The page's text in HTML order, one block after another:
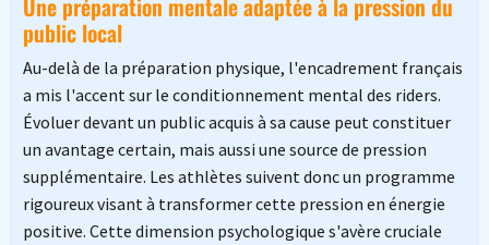
Une préparation mentale adaptée à la pression du
public local
Au-delà de la préparation physique, l'encadrement français
a mis l'accent sur le conditionnement mental des riders.
Évoluer devant un public acquis à sa cause peut constituer
un avantage certain, mais aussi une source de pression
supplémentaire. Les athlètes suivent donc un programme
rigoureux visant à transformer cette pression en énergie
positive. Cette dimension psychologique s'avère cruciale